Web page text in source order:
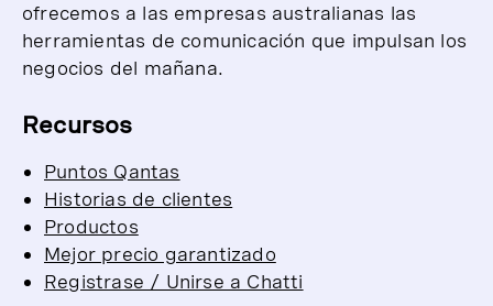
ofrecemos a las empresas australianas las
herramientas de comunicación que impulsan los
negocios del mañana.
Recursos
Puntos Qantas
Historias de clientes
Productos
Mejor precio garantizado
Registrase / Unirse a Chatti